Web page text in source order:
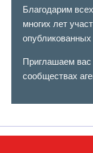
Благодарим
многих лет
Приглашаем вас
сообществах